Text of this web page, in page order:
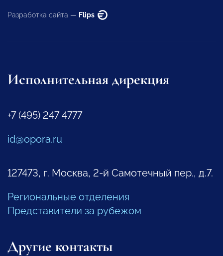
Разработка сайта — Flips
Исполнительная дирекция
+7 (495) 247 4777
id@opora.ru
127473, г. Москва, 2-й Самотечный пер., д.7.
Региональные отделения
Представители за рубежом
Другие контакты